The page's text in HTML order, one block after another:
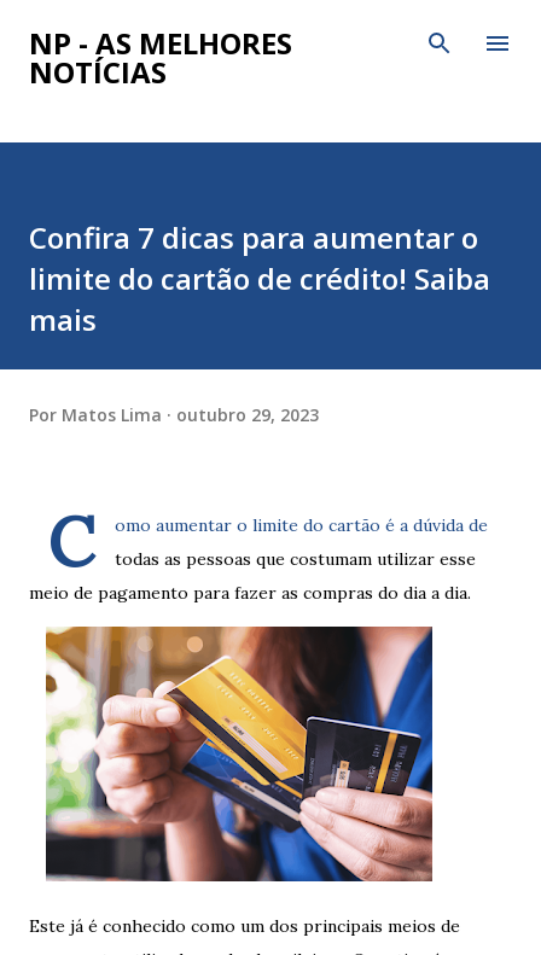
Pular para o conteúdo principal
NP - AS MELHORES
NOTÍCIAS
Confira 7 dicas para aumentar o
limite do cartão de crédito! Saiba
mais
Por Matos Lima outubro 29, 2023
C
omo aumentar o limite do cartão é a dúvida de
todas as pessoas que costumam utilizar esse
meio de pagamento para fazer as compras do dia a dia.
Este já é conhecido como um dos principais meios de